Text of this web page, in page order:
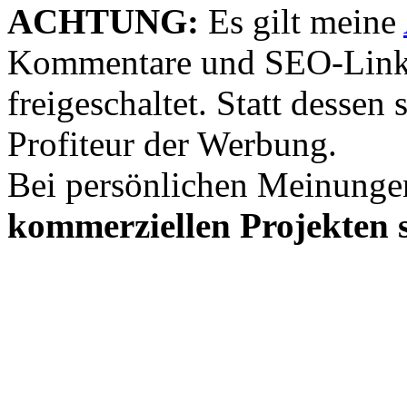
ACHTUNG: Es gilt meine
Kommentare und SEO-
freigeschaltet. Statt dessen
Profiteur der Werbung.
Bei persönlichen
kommerziellen Projekten